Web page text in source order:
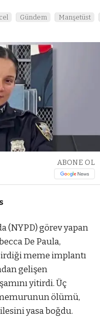
Gündem
Manşetüst
ABONE OL
(NYPD) görev yapan
De Paula,
meme implantı
gelişen
yitirdi. Üç
ölümü,
yasa boğdu.